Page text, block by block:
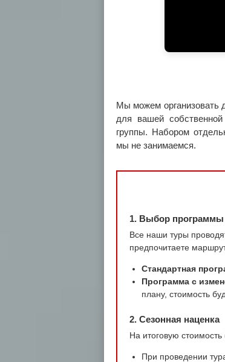
Мы можем организовать
для вашей
группы. Набором
мы не занимаемся.
1. Выбор программы
Все наши туры
предпочитаете
Стандартная
Программа с
плану, стоимость
2. Сезонная наценка
На итоговую
При проведении